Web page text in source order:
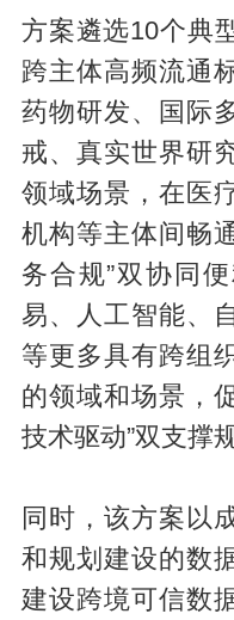
方案遴选10个典
跨主体高频流通
药物研发、国际
戒、真实世界研
领域场景，在医
机构等主体间畅
务合规”双协同
易、人工智能、
等更多具有跨组
的领域和场景，
技术驱动”双支撑
同时，该方案以
和规划建设的数
建设跨境可信数